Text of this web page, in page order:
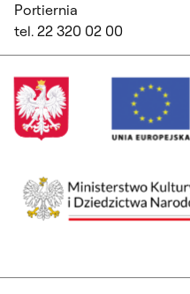
Portiernia
tel. 22 320 02 00